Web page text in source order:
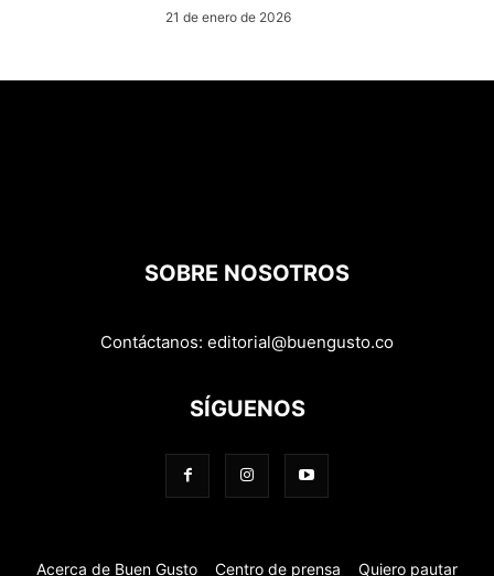
21 de enero de 2026
SOBRE NOSOTROS
Contáctanos: editorial@buengusto.co
SÍGUENOS
Acerca de Buen Gusto Centro de prensa Quiero pautar